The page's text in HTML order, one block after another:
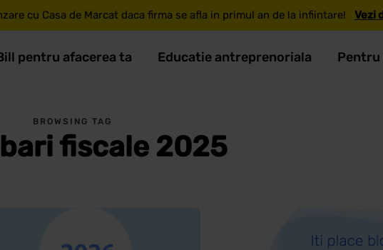
cu Casa de Marcat daca firma se afla in primul an de la infiintare! Vezi
pentru afacerea ta Educatie antreprenoriala
BROWSING TAG
fiscale 2025